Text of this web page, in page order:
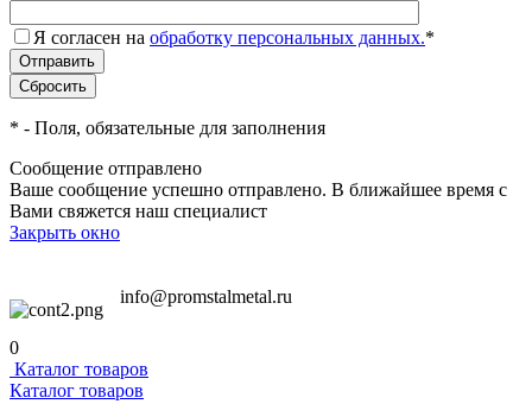
Я согласен на обработку персональных данных.*
* - Поля, обязательные для заполнения
Сообщение отправлено
Ваше сообщение успешно отправлено. В ближайшее время с
Вами свяжется наш специалист
Закрыть окно
info@promstalmetal.ru
0
Каталог товаров
Каталог товаров